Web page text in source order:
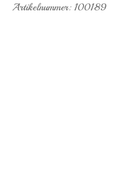
Artikelnummer: 100189